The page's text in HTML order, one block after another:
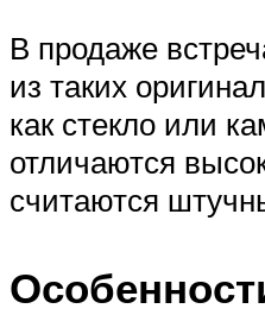
В продаже
из таких
как стекло или
отличаются
считаются